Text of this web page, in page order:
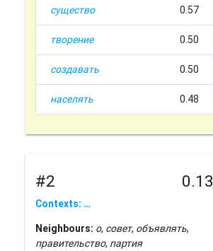
существо 0.57
творение 0.50
создавать 0.50
населять 0.48
#2 0.13
Contexts: …
Neighbours: о, совет, объявлять,
правительство, партия